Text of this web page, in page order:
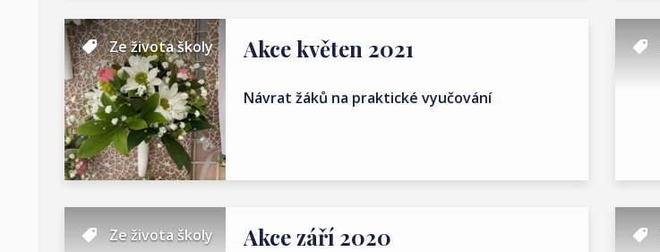
Ze života školy Akce květen 2021
Návrat žáků na praktické vyučování
Ze života školy Akce září 2020